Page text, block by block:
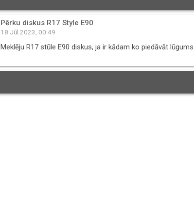
Pērku diskus R17 Style E90
18 Jūl 2023, 00:49
Meklēju R17 stūle E90 diskus, ja ir kādam ko piedāvāt